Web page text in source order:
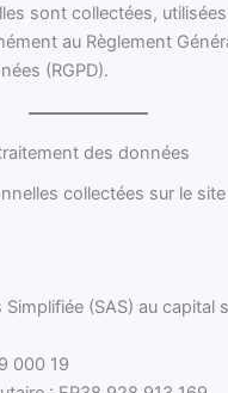
sont collectées,
au Règlement
(RGPD).
des données
collectées sur le
(SAS) au capital
000 19